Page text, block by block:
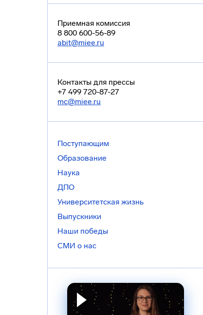
Приемная комиссия
8 800 600-56-89
abit@miee.ru
Контакты для прессы
+7 499 720-87-27
mc@miee.ru
Поступающим
Образование
Наука
ДПО
Университетская жизнь
Выпускники
Наши победы
СМИ о нас